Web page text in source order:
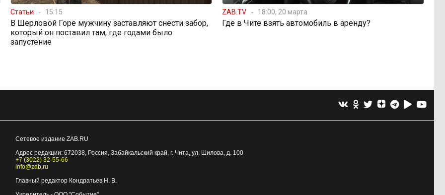
Статьи 15:15
В Шерловой Горе мужчину заставляют снести забор,
который он поставил там, где годами было
запустение
ZAB.TV 18:00, 20 марта
Где в Чите взять автомобиль в аренду?
Сетевое издание ZAB.RU
Адрес редакции: 672038, Россия, Забайкальский край, г. Чита, ул. Шилова, д. 100
+7 (3022) 32-55-66
info@zab.ru
Главный редактор Кондратьев Н. В.